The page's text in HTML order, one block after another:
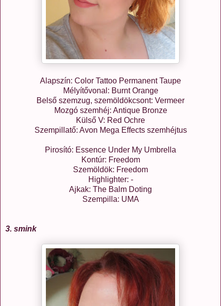
Alapszín: Color Tattoo Permanent Taupe
Mélyítővonal: Burnt Orange
Belső szemzug, szemöldökcsont: Vermeer
Mozgó szemhéj: Antique Bronze
Külső V: Red Ochre
Szempillatő: Avon Mega Effects szemhéjtus
Pirosító: Essence Under My Umbrella
Kontúr: Freedom
Szemöldök: Freedom
Highlighter: -
Ajkak: The Balm Doting
Szempilla: UMA
3. smink